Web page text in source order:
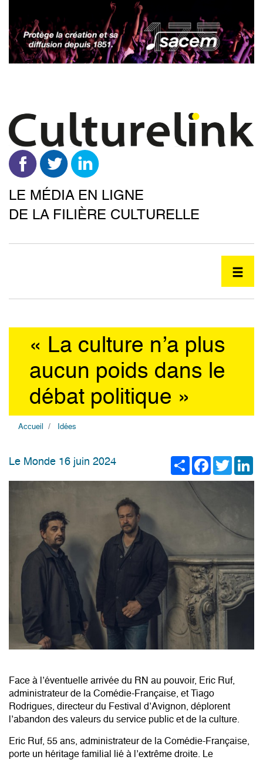
contenu
principal
LE MÉDIA EN LIGNE
DE LA FILIÈRE CULTURELLE
« La culture n’a plus
aucun poids dans le
débat politique »
Accueil Idées
ShareFacebook
Twitter
Le Monde 16 juin 2024
Face à l’éventuelle arrivée du RN au pouvoir, Eric Ruf,
administrateur de la Comédie-Française, et Tiago
Rodrigues, directeur du Festival d’Avignon, déplorent
l’abandon des valeurs du service public et de la culture.
Eric Ruf, 55 ans, administrateur de la Comédie-Française,
porte un héritage familial lié à l’extrême droite. Le